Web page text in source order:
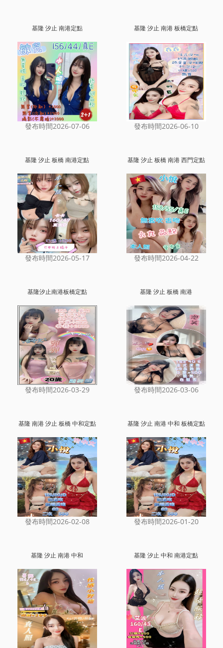
基隆 汐止 南港定點
發布時間2026-07-06
基隆 汐止 南港 板橋定點
發布時間2026-06-10
基隆 汐止 板橋 南港定點
發布時間2026-05-17
基隆 汐止 板橋 南港 西門定點
發布時間2026-04-22
基隆汐止南港板橋定點
發布時間2026-03-29
基隆 汐止 板橋 南港
發布時間2026-03-06
基隆 南港 汐止 板橋 中和定點
發布時間2026-02-08
基隆 汐止 南港 中和 板橋定點
發布時間2026-01-20
基隆 汐止 南港 中和 基隆 汐止 中和 南港定點